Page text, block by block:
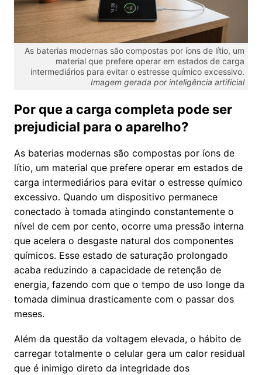
As baterias modernas são compostas por íons de lítio, um
material que prefere operar em estados de carga
intermediários para evitar o estresse químico excessivo.
Imagem gerada por inteligência artificial
Por que a carga completa pode ser
prejudicial para o aparelho?
As baterias modernas são compostas por íons de
lítio, um material que prefere operar em estados de
carga intermediários para evitar o estresse químico
excessivo. Quando um dispositivo permanece
conectado à tomada atingindo constantemente o
nível de cem por cento, ocorre uma pressão interna
que acelera o desgaste natural dos componentes
químicos. Esse estado de saturação prolongado
acaba reduzindo a capacidade de retenção de
energia, fazendo com que o tempo de uso longe da
tomada diminua drasticamente com o passar dos
meses.
Além da questão da voltagem elevada, o hábito de
carregar totalmente o celular gera um calor residual
que é inimigo direto da integridade dos